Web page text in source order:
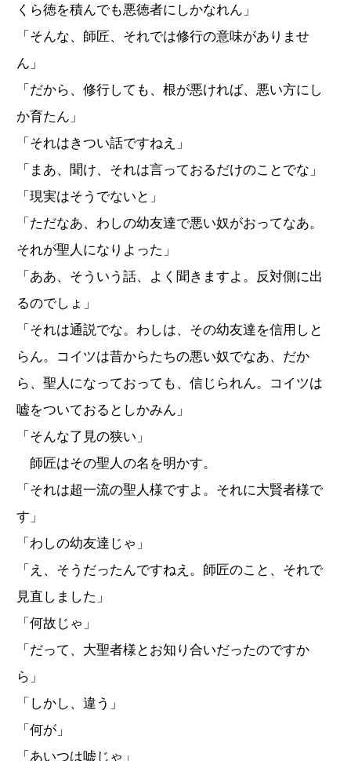
くら徳を積んでも悪徳者にしかなれん」
「そんな、師匠、それでは修行の意味がありませ
ん」
「だから、修行しても、根が悪ければ、悪い方にし
か育たん」
「それはきつい話ですねえ」
「まあ、聞け、それは言っておるだけのことでな」
「現実はそうでないと」
「ただなあ、わしの幼友達で悪い奴がおってなあ。
それが聖人になりよった」
「ああ、そういう話、よく聞きますよ。反対側に出
るのでしょ」
「それは通説でな。わしは、その幼友達を信用しと
らん。コイツは昔からたちの悪い奴でなあ、だか
ら、聖人になっておっても、信じられん。コイツは
嘘をついておるとしかみん」
「そんな了見の狭い」
師匠はその聖人の名を明かす。
「それは超一流の聖人様ですよ。それに大賢者様で
す」
「わしの幼友達じゃ」
「え、そうだったんですねえ。師匠のこと、それで
見直しました」
「何故じゃ」
「だって、大聖者様とお知り合いだったのですか
ら」
「しかし、違う」
「何が」
「あいつは嘘じゃ」